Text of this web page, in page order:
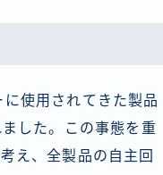
使用されてきた製品
した。この事態を重
え、全製品の自主回